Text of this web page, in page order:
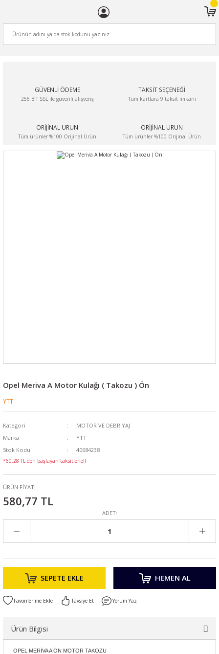
GÜVENLİ ÖDEME
256 BİT SSL ile güvenli alışveriş
TAKSİT SEÇENEĞİ
Tüm kartlara 9 taksit imkanı
ORİJİNAL ÜRÜN
Tüm ürünler %100 Orijinal Ürün
ORİJİNAL ÜRÜN
Tüm ürünler %100 Orijinal Ürün
Opel Meriva A Motor Kulağı ( Takozu ) Ön
YTT
Kategori
MOTOR VE DEBRİYAJ
Marka
YTT
Stok Kodu
40684238
*60,28 TL den başlayan taksitlerle!!
ÜRÜN FİYATI
580,77 TL
ADET:
SEPETE EKLE HEMEN AL
Tavsiye Et Yorum Yaz
Ürün Bilgisi
OPEL MERİVA A ÖN MOTOR TAKOZU